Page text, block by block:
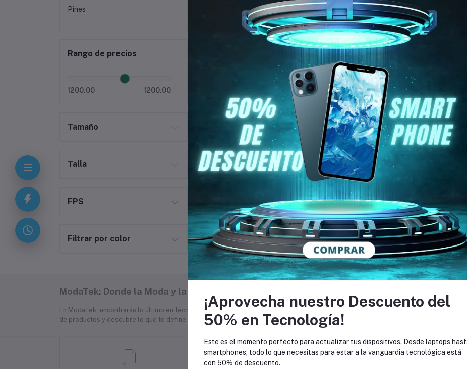
Pines
Rango de precios
1200.00 1200.00
Tamaño
Talla
FPS
Filtrar por color
ModaTek: Donde la Moda y la Tecnología se Unen
En ModaTek, encontrarás lo último en tecnología, moda y más. Nuestra misión es ofrecerte productos de alta calidad que combinen
de productos y descubre lo que te define. ¡Compra con confianza en ModaTek!
¡Aprovecha nuestro Descuento del
50% en Tecnología!
Este es el momento perfecto para actualizar tus dispositivos. Desde laptops
smartphones, todo lo que necesitas para estar a la vanguardia tecnológica está
con 50% de descuento.